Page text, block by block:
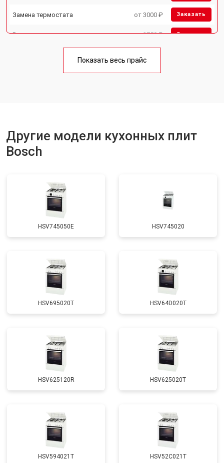
Замена термостата от 3000 ₽ Заказать
Ремонт электропроводки от 2750 ₽ Заказать
Ремонт чугунной конфорки от 2600 ₽
Показать весь прайс
Другие модели кухонных плит
Bosch
HSV745050E HSV745020
HSV695020T HSV64D020T
HSV625120R HSV625020T
HSV594021T HSV52C021T